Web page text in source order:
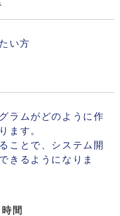
い方
ラムがどのように作
ます。
ことで、システム開
きるようになりま
間